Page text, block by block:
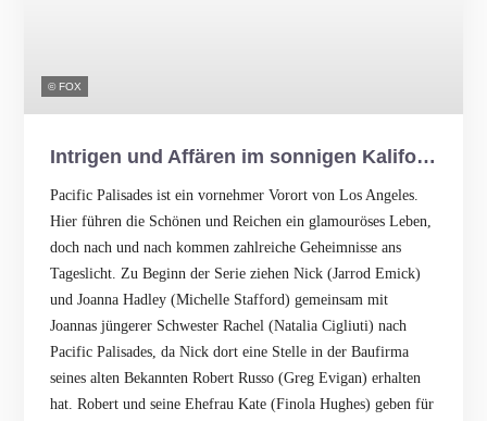
© FOX
Intrigen und Affären im sonnigen Kalifornien
Pacific Palisades ist ein vornehmer Vorort von Los Angeles.
Hier führen die Schönen und Reichen ein glamouröses Leben,
doch nach und nach kommen zahlreiche Geheimnisse ans
Tageslicht. Zu Beginn der Serie ziehen Nick (Jarrod Emick)
und Joanna Hadley (Michelle Stafford) gemeinsam mit
Joannas jüngerer Schwester Rachel (Natalia Cigliuti) nach
Pacific Palisades, da Nick dort eine Stelle in der Baufirma
seines alten Bekannten Robert Russo (Greg Evigan) erhalten
hat. Robert und seine Ehefrau Kate (Finola Hughes) geben für